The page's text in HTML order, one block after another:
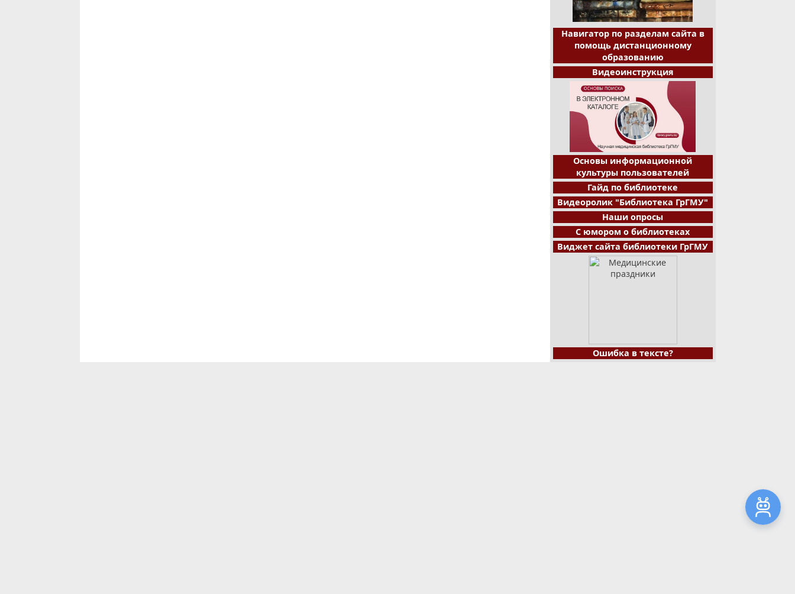
Навигатор по разделам сайта в
помощь дистанционному
образованию
Видеоинструкция
Основы информационной
культуры пользователей
Гайд по библиотеке
Видеоролик "Библиотека ГрГМУ"
Наши опросы
С юмором о библиотеках
Виджет сайта библиотеки ГрГМУ
Ошибка в тексте?